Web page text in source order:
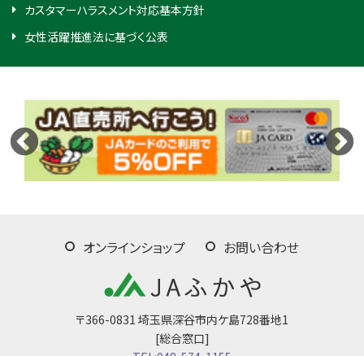
カスタマーハラスメント対応基本方針
女性活躍推進法に基づく公表
〒366-0831 埼玉県深谷市内ケ島728番地1
[総合窓口]
オンラインショップ お問い合わせ